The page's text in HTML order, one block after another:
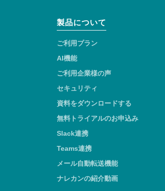
製品について
ご利用プラン
AI機能
ご利用企業様の声
セキュリティ
資料をダウンロードする
無料トライアルのお申込み
Slack連携
Teams連携
メール自動転送機能
ナレカンの紹介動画